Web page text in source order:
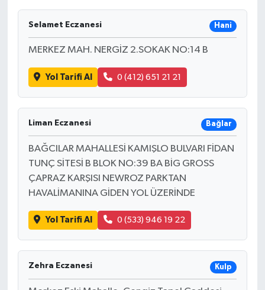
Selamet Eczanesi Hani
MERKEZ MAH. NERGİZ 2.SOKAK NO:14 B
Yol Tarifi Al 0 (412) 651 21 21
Liman Eczanesi Bağlar
BAĞCILAR MAHALLESİ KAMIŞLO BULVARI FİDAN
TUNÇ SİTESİ B BLOK NO:39 BA BİG GROSS
ÇAPRAZ KARŞISI NEWROZ PARKTAN
HAVALİMANINA GİDEN YOL ÜZERİNDE
Yol Tarifi Al 0 (533) 946 19 22
Zehra Eczanesi Kulp